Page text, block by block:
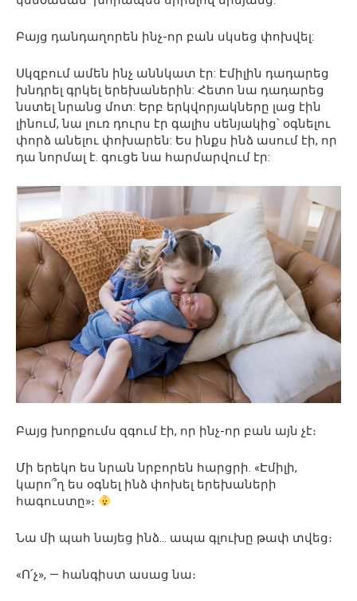
Բայց դանդաղորեն ինչ-որ բան սկսեց փոխվել:
Սկզբում ամեն ինչ աննկատ էր: Էմիլին դադարեց
խնդրել գրկել երեխաներին: Հետո նա դադարեց
նստել նրանց մոտ: Երբ երկվորյակները լաց էին
լինում, նա լուռ դուրս էր գալիս սենյակից՝ օգնելու
փորձ անելու փոխարեն: Ես ինքս ինձ ասում էի, որ
դա նորմալ է. գուցե նա հարմարվում էր:
Բայց խորքումս զգում էի, որ ինչ-որ բան այն չէ։
Մի երեկո ես նրան նրբորեն հարցրի. «Էմիլի,
կարո՞ղ ես օգնել ինձ փոխել երեխաների
հագուստը»։
Նա մի պահ նայեց ինձ… ապա գլուխը թափ տվեց։
«Ո՛չ», — հանգիստ ասաց նա։